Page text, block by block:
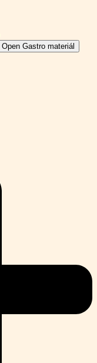
Open Gastro materiál